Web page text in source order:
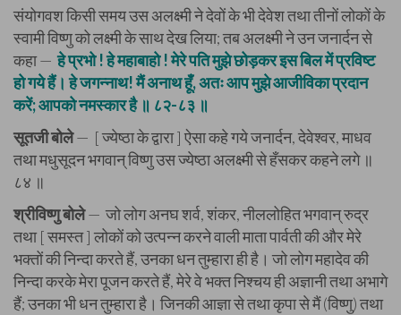
संयोगवश किसी समय उस अलक्ष्मी ने देवों के भी देवेश तथा तीनों लोकों के
स्वामी विष्णु को लक्ष्मी के साथ देख लिया; तब अलक्ष्मी ने उन जनार्दन से
कहा —हे प्रभो ! हे महाबाहो ! मेरे पति मुझे छोड़कर इस बिल में प्रविष्ट
हो गये हैं। हे जगन्नाथ! मैं अनाथ हूँ, अतः आप मुझे आजीविका प्रदान
करें; आपको नमस्कार है ॥ ८२-८३ ॥
सूतजी बोले— [ ज्येष्ठा के द्वारा ] ऐसा कहे गये जनार्दन, देवेश्वर, माधव
तथा मधुसूदन भगवान् विष्णु उस ज्येष्ठा अलक्ष्मी से हँसकर कहने लगे ॥
८४ ॥
श्रीविष्णु बोले— जो लोग अनघ शर्व, शंकर, नीललोहित भगवान् रुद्र
तथा [ समस्त ] लोकों को उत्पन्न करने वाली माता पार्वती की और मेरे
भक्तों की निन्दा करते हैं, उनका धन तुम्हारा ही है। जो लोग महादेव की
निन्दा करके मेरा पूजन करते हैं, मेरे वे भक्त निश्चय ही अज्ञानी तथा अभागे
हैं; उनका भी धन तुम्हारा है। जिनकी आज्ञा से तथा कृपा से मैं (विष्णु) तथा